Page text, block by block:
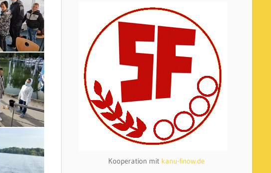
Kooperation mit kanu-finow.de